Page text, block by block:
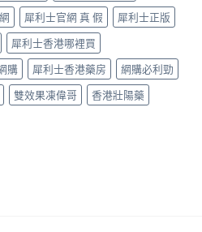
犀利士官網 真 假
犀利士正版
犀利士香港哪裡買
購 犀利士香港藥房
網購必利勁
雙效果凍偉哥
香港壯陽藥